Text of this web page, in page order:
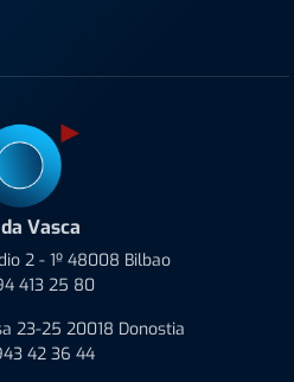
Vasca
2 - 1º 48008 Bilbao
413 25 80
23-25 20018 Donostia
42 36 44